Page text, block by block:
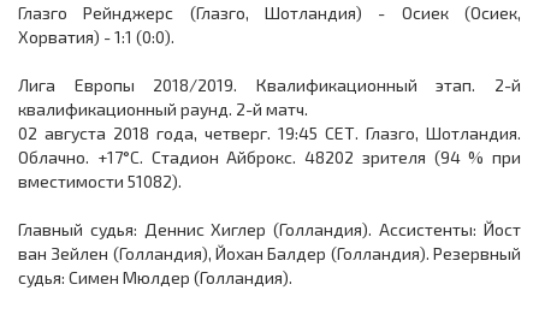
Глазго Рейнджерс (Глазго, Шотландия) - Осиек (Осиек,
Хорватия) - 1:1 (0:0).
Лига Европы 2018/2019. Квалификационный этап. 2-й
квалификационный раунд. 2-й матч.
02 августа 2018 года, четверг. 19:45 СЕТ. Глазго, Шотландия.
Облачно. +17°C. Стадион Айброкс. 48202 зрителя (94 % при
вместимости 51082).
Главный судья: Деннис Хиглер (Голландия). Ассистенты: Йост
ван Зейлен (Голландия), Йохан Балдер (Голландия). Резервный
судья: Симен Мюлдер (Голландия).